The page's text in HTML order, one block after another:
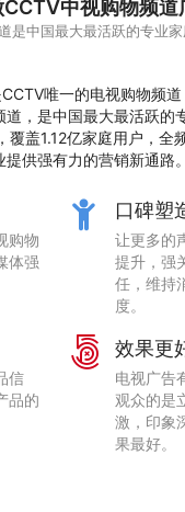
中视购物频道
是中国最大最活跃的专业
唯一的电视购物频
道，是中国最大最活跃的
覆盖1.12亿家庭用户，全
供强有力的营销新通路。
购物
体强
口碑塑
让更多的
提升，强
任，维持
度。
信
品的
效果更
电视广告
观众的是
激，印象
果最好。